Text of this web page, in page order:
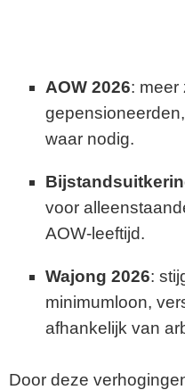
AOW 2026: meer
waar nodig.
voor
AOW-leeftijd.
Wajong 2026:
minimumloon,
afhankelijk van
Door deze